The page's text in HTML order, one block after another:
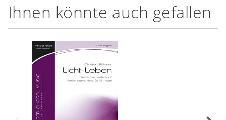
Ihnen könnte auch gefallen